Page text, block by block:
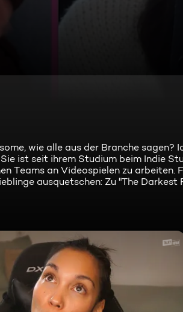
wie alle aus der Branche sagen?
ist seit ihrem Studium beim Indie
Teams an Videospielen zu arbeiten.
ausquetschen: Zu "The Darkest